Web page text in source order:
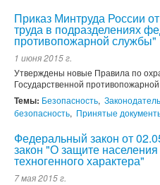
Приказ Минтруда России
труда в подразделениях
противопожарной службы"
1 июня 2015 г.
Утверждены новые Правила по
Государственной
Темы: Безопасность,
безопасность, Принятые
Федеральный закон от
закон "О защите
техногенного характера"
7 мая 2015 г.